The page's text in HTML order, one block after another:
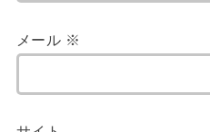
メール ※